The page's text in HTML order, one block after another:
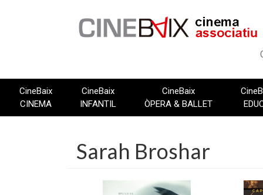
CineBaix
CINEMA
CineBaix
INFANTIL
CineBaix
ÒPERA & BALLET
Sarah Broshar